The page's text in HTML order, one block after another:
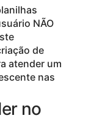
NÃO
de
atender um
nas
no